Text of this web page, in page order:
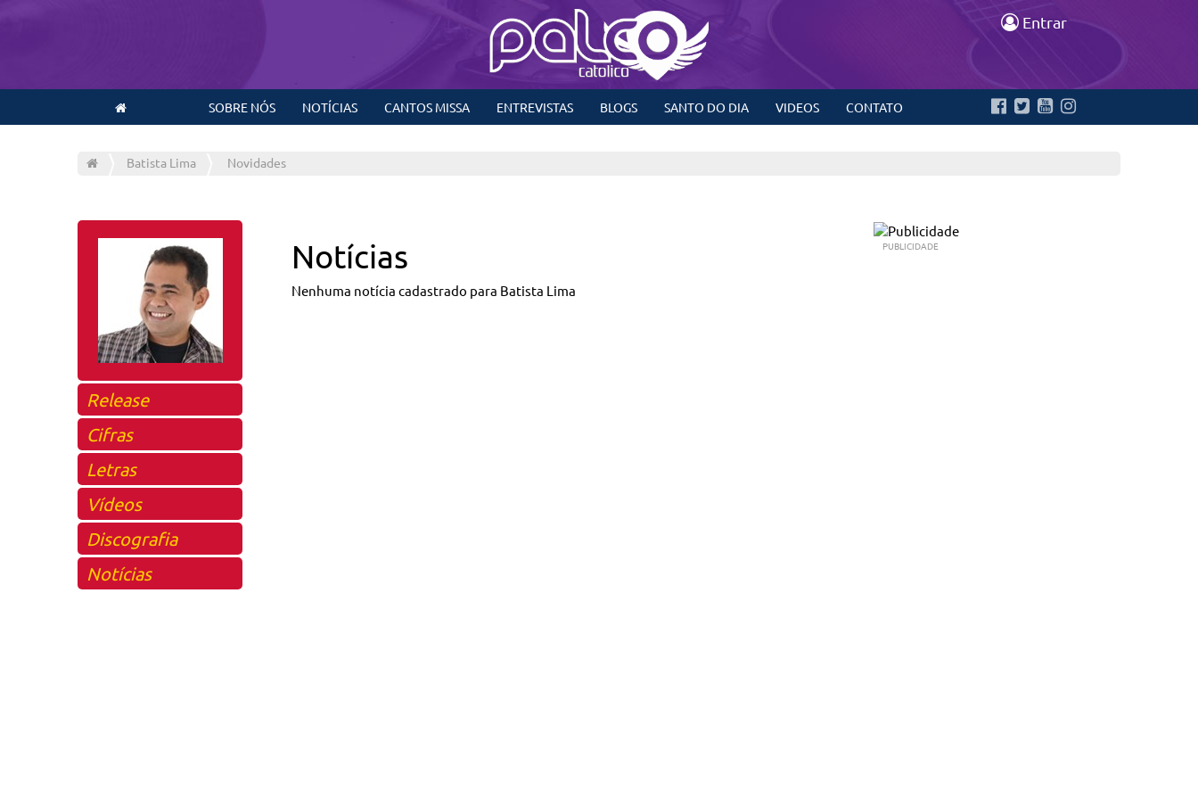
Entrar
SOBRE NÓS NOTÍCIAS CANTOS MISSA ENTREVISTAS BLOGS SANTO DO DIA VIDEOS CONTATO
Batista Lima Novidades
Release
Cifras
Letras
Vídeos
Discografia
Notícias
Notícias
Nenhuma notícia cadastrado para Batista Lima
PUBLICIDADE